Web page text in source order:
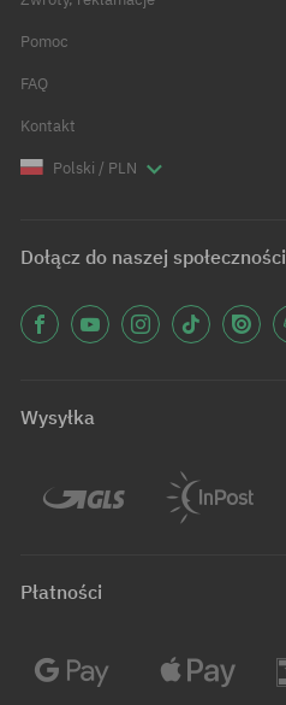
Pomoc
FAQ
Kontakt
Polski / PLN
Dołącz do naszej społeczności
Wysyłka
Płatności